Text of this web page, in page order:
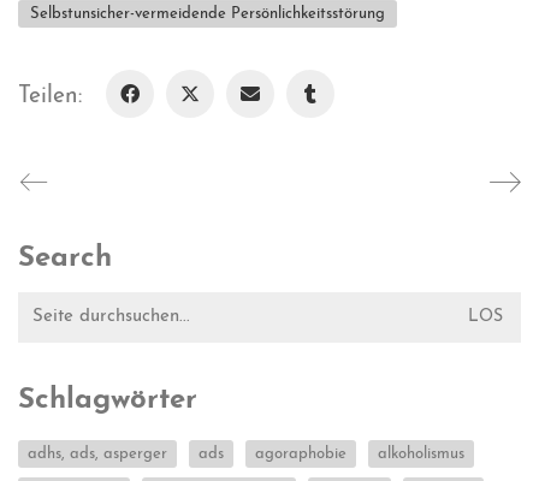
Selbstunsicher-vermeidende Persönlichkeitsstörung
Teilen:
Search
nach:
Schlagwörter
adhs, ads, asperger ads agoraphobie alkoholismus